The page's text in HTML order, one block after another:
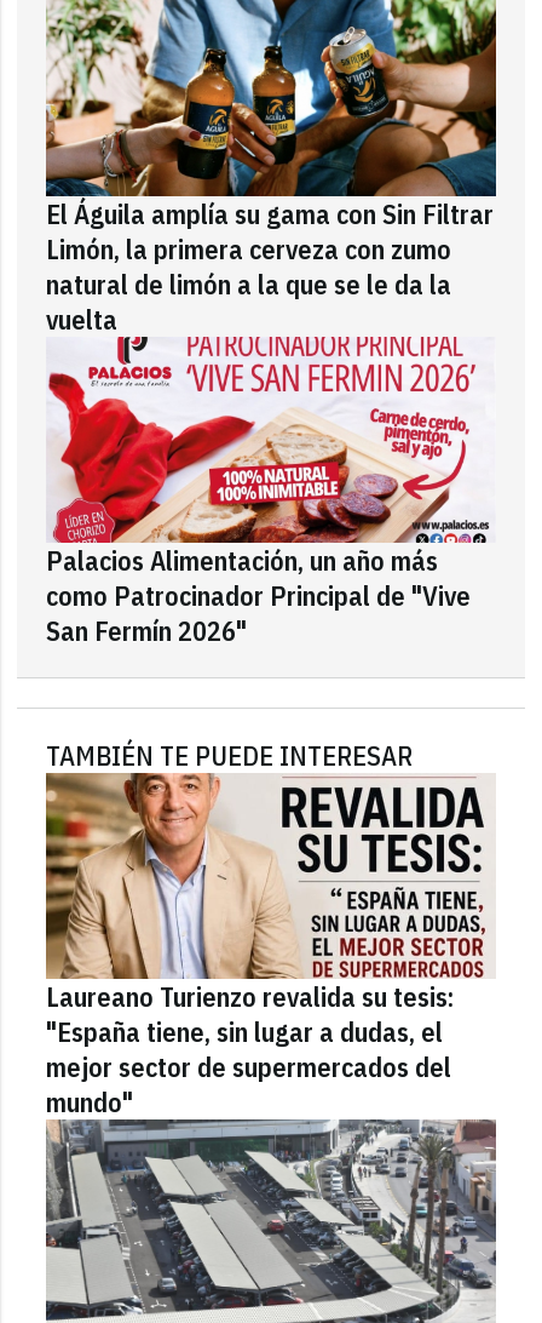
El Águila amplía su gama con Sin Filtrar
Limón, la primera cerveza con zumo
natural de limón a la que se le da la
vuelta
Palacios Alimentación, un año más
como Patrocinador Principal de "Vive
San Fermín 2026"
TAMBIÉN TE PUEDE INTERESAR
Laureano Turienzo revalida su tesis:
"España tiene, sin lugar a dudas, el
mejor sector de supermercados del
mundo"